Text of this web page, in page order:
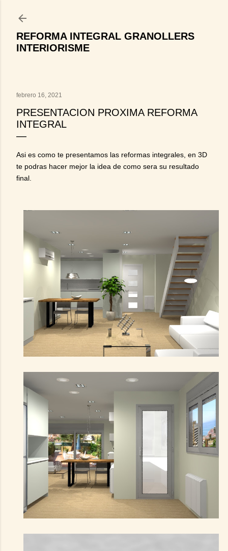
REFORMA INTEGRAL GRANOLLERS
INTERIORISME
febrero 16, 2021
PRESENTACION PROXIMA REFORMA
INTEGRAL
Asi es como te presentamos las reformas integrales, en 3D
te podras hacer mejor la idea de como sera su resultado
final.